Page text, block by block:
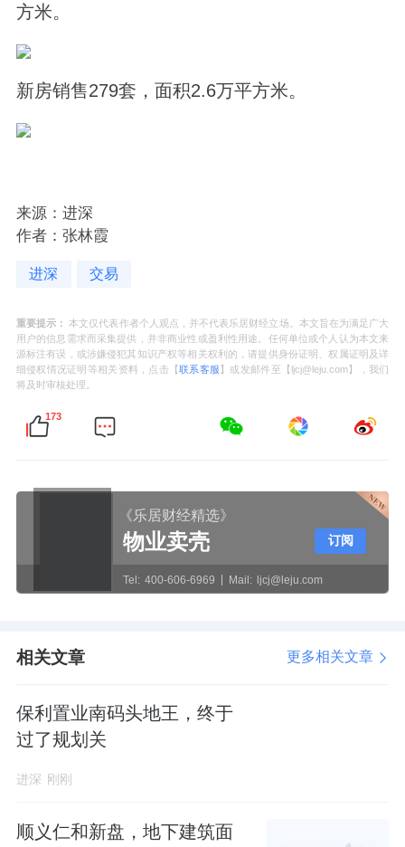
方米。
新房销售279套，面积2.6万平方米。
来源：进深
作者：张林霞
进深 交易
重要提示： 本文仅代表作者个人观点，并不代表乐居财经立场。本文旨在为满足广大
用户的信息需求而采集提供，并非商业性或盈利性用途。任何单位或个人认为本文来
源标注有误，或涉嫌侵犯其知识产权等相关权利的，请提供身份证明、权属证明及详
细侵权情况证明等相关资料，点击【联系客服 】或发邮件至【ljcj@leju.com】，我们
将及时审核处理。
173
《乐居财经精选》
物业卖壳
Tel: 400-606-6969 Mail: ljcj@leju.com
订阅
相关文章 更多相关文章
保利置业南码头地王，终于
过了规划关
进深 刚刚
顺义仁和新盘，地下建筑面